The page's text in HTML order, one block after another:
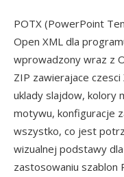
POTX (PowerPoint
Open XML dla
wprowadzony wraz z
ZIP zawierajace
uklady slajdow, kolory
motywu, konfiguracje
wszystko, co jest
wizualnej podstawy
zastosowaniu szablon